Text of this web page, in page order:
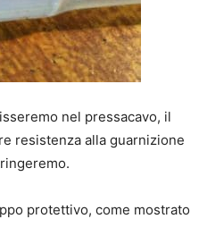
nel pressacavo, il
resistenza alla guarnizione
protettivo, come mostrato